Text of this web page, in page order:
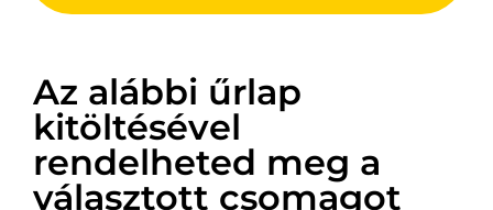
Az alábbi űrlap
kitöltésével
rendelheted meg a
választott csomagot